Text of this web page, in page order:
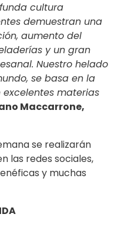
cultura
demuestran una
aumento del
y un gran
Nuestro helado
se basa en la
materias
Maccarrone,
se realizarán
las redes sociales,
y muchas